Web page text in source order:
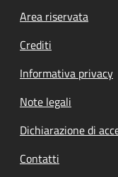
Footer
Area riservata
Crediti
Informativa privacy
Note legali
Dichiarazione di
Contatti